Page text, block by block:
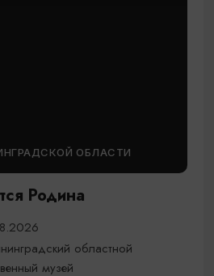
ОБЛАСТИ
Родина
областной
музей